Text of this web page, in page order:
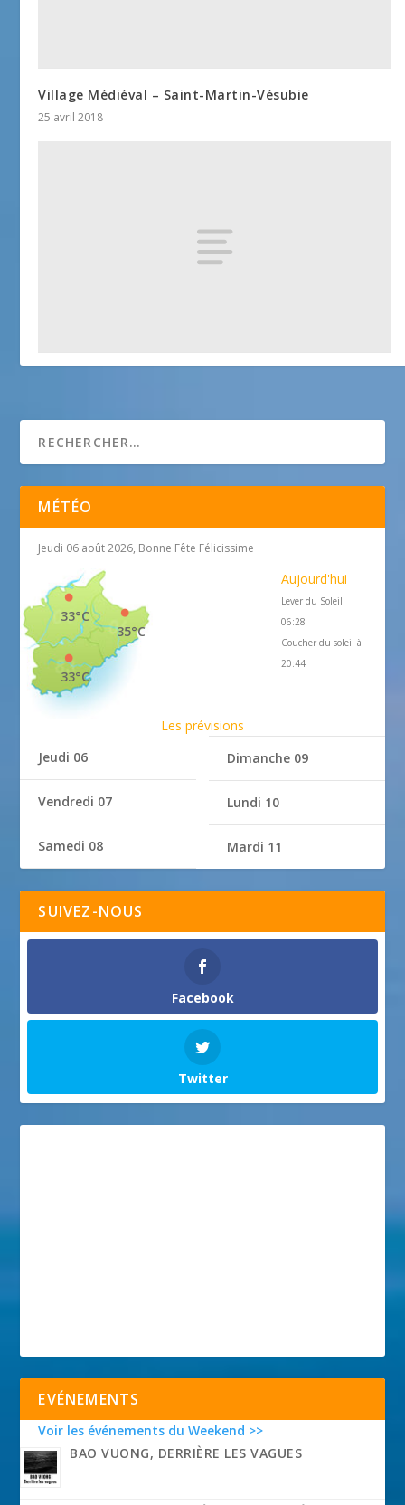
Village Médiéval – Saint-Martin-Vésubie
25 avril 2018
MÉTÉO
Jeudi 06 août 2026, Bonne Fête Félicissime
35°C
33°C
33°C
Aujourd'hui
Lever du Soleil
06:28
Coucher du soleil à
20:44
Les prévisions
Jeudi 06
Vendredi 07
Samedi 08
Dimanche 09
Lundi 10
Mardi 11
SUIVEZ-NOUS
Facebook
Twitter
EVÉNEMENTS
Voir les événements du Weekend >>
BAO VUONG, DERRIÈRE LES VAGUES